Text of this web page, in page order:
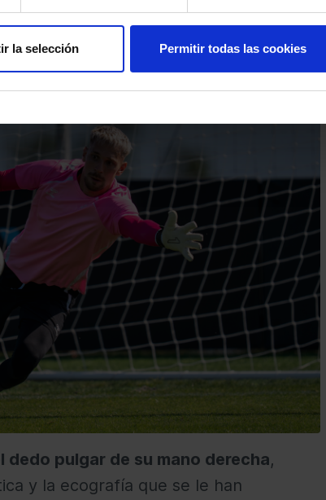
la selección Permitir todas las cookies
dedo pulgar de su mano derecha,
y la ecografía que se le han